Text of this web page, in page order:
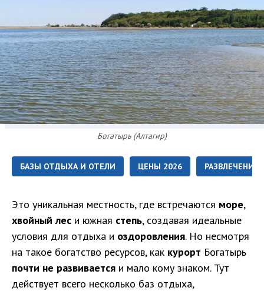
Богатырь (Алтагир)
БАЗЫ ОТДЫХА И ОТЕЛИ ЦЕНЫ 2026 РАЗВЛЕЧЕНИЯ
Это уникальная местность, где встречаются море,
хвойный лес и южная степь, создавая идеальные
условия для отдыха и оздоровления. Но несмотря
на такое богатство ресурсов, как курорт Богатырь
почти не развивается и мало кому знаком. Тут
действует всего несколько баз отдыха,